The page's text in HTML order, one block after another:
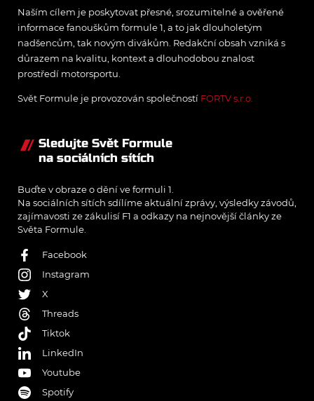
Naším cílem je poskytovat přesné, srozumitelné a ověřené
informace fanouškům formule 1, a to jak dlouholetým
nadšencům, tak novým divákům. Redakční obsah vzniká s
důrazem na kvalitu, kontext a dlouhodobou znalost
prostředí motorsportu.
Svět Formule je provozován společností FORTV s.r.o.
Sledujte Svět Formule
na sociálních sítích
Buďte v obraze o dění ve formuli 1.
Na sociálních sítích sdílíme aktuální zprávy, výsledky závodů,
zajímavosti ze zákulisí F1 a odkazy na nejnovější články ze
Světa Formule.
Facebook
Instagram
X
Threads
Tiktok
LinkedIn
Youtube
Spotify